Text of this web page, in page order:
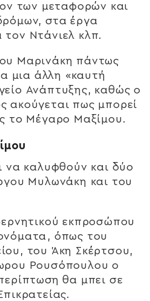
των μεταφορών και
στα έργα
Ντάνιελ κλπ.
Μαρινάκη πάντως
μια άλλη «καυτή
Ανάπτυξης, καθώς ο
ακούγεται πως μπορεί
το Μέγαρο Μαξίμου.
να καλυφθούν και δύο
Μυλωνάκη και του
εκπροσώπου
όπως του
του Άκη Σκέρτσου,
Ρουσόπουλου ο
θα μπει σε